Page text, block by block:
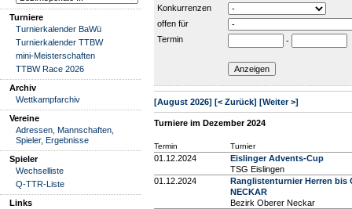
Turniere
Turnierkalender BaWü
Turnierkalender TTBW
mini-Meisterschaften
TTBW Race 2026
Archiv
Wettkampfarchiv
Vereine
Adressen, Mannschaften,
Spieler, Ergebnisse
Spieler
Wechselliste
Q-TTR-Liste
Links
Konkurrenzen
offen für
Termin
-
[August 2026] [< Zurück] [Weiter >]
Turniere im Dezember 2024
Termin Turnier
01.12.2024
Eislinger Advents-Cup
TSG Eislingen
01.12.2024
Ranglistenturnier Herren bis
NECKAR
Bezirk Oberer Neckar